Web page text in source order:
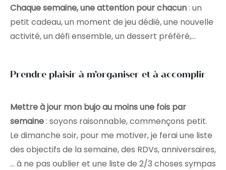
Chaque semaine, une attention pour chacun: un
petit cadeau, un moment de jeu dédié, une nouvelle
activité, un défi ensemble, un dessert préféré,…
Prendre plaisir à m’organiser et à accomplir
Mettre à jour mon bujo au moins une fois par
semaine: soyons raisonnable, commençons petit.
Le dimanche soir, pour me motiver, je ferai une liste
des objectifs de la semaine, des RDVs, anniversaires,
… à ne pas oublier et une liste de 2/3 choses sympas